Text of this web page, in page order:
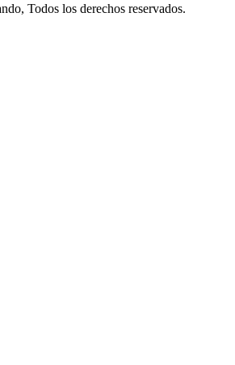
Todos los derechos reservados.